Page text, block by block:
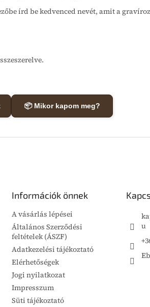
írd be kedvenced nevét, amit a
📦 Mikor kapom meg?
Információk önnek
A vásárlás lépései
Általános Szerződési
feltételek (ÁSZF)
Adatkezelési tájékoztató
Elérhetőségek
Jogi nyilatkozat
Impresszum
Süti tájékoztató
u